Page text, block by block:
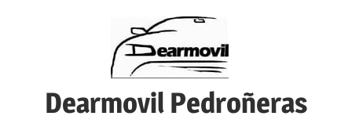
Dearmovil Pedroñeras